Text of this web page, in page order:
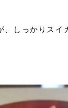
しっかりスイ